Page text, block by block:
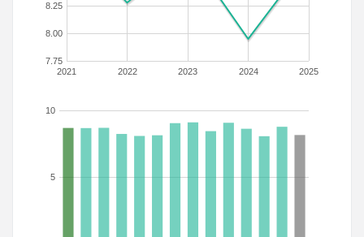
2021 2022 2023 2024 2025
7.75
8.00
8.25
5
10